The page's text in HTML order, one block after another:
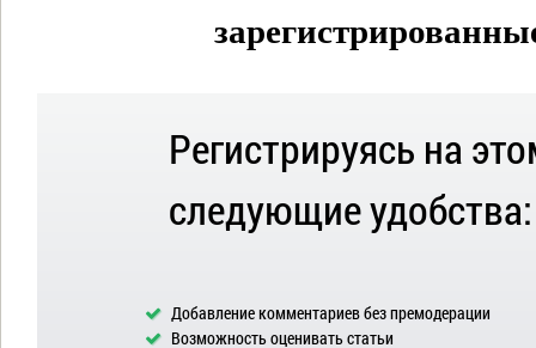
Регистрируясь на
следующие удобства:
Добавление комментариев без премодерации
Возможность оценивать статьи